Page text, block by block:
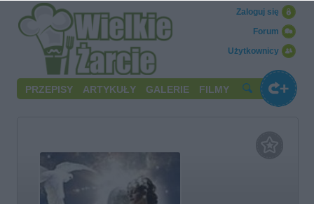
Użytkownicy
Forum
Zaloguj się
PRZEPISY ARTYKUŁY GALERIE FILMY